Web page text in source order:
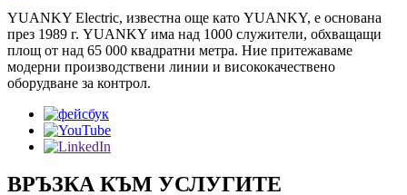
YUANKY Electric, известна още като YUANKY, е основана
през 1989 г. YUANKY има над 1000 служители, обхващащи
площ от над 65 000 квадратни метра. Ние притежаваме
модерни производствени линии и висококачествено
оборудване за контрол.
ВРЪЗКА КЪМ УСЛУГИТЕ